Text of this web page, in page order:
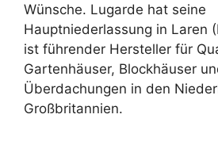
Wünsche. Lugarde hat seine
Hauptniederlassung in Laren
ist führender Hersteller für
Gartenhäuser, Blockhäuser
Überdachungen in den
Großbritannien.